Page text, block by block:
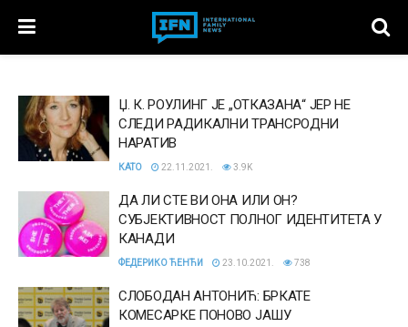
Џ. К. РОУЛИНГ ЈЕ „ОТКАЗАНА“ ЈЕР НЕ
СЛЕДИ РАДИКАЛНИ ТРАНСРОДНИ
НАРАТИВ
КАТО 22.11.2021. 3.9K
ДА ЛИ СТЕ ВИ ОНА ИЛИ ОН?
СУБЈЕКТИВНОСТ ПОЛНОГ ИДЕНТИТЕТА У
КАНАДИ
ФЕДЕРИКО ЋЕНЋИ 23.10.2021. 738
СЛОБОДАН АНТОНИЋ: БРКАТЕ
КОМЕСАРКЕ ПОНОВО ЈАШУ